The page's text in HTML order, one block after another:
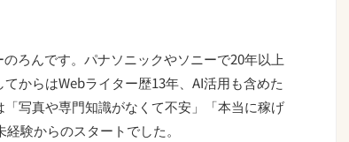
ろんです。パナソニックやソニーで20年以上
からはWebライター歴13年、AI活用も含めた
写真や専門知識がなくて不安」「本当に稼げ
験からのスタートでした。